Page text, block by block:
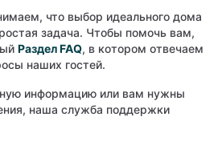
что выбор идеального дома
задача. Чтобы помочь вам,
Раздел FAQ, в котором отвечаем
наших гостей.
информацию или вам нужны
наша служба поддержки